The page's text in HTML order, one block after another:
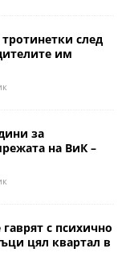
след
им
за
на ВиК –
с психично
цял квартал в